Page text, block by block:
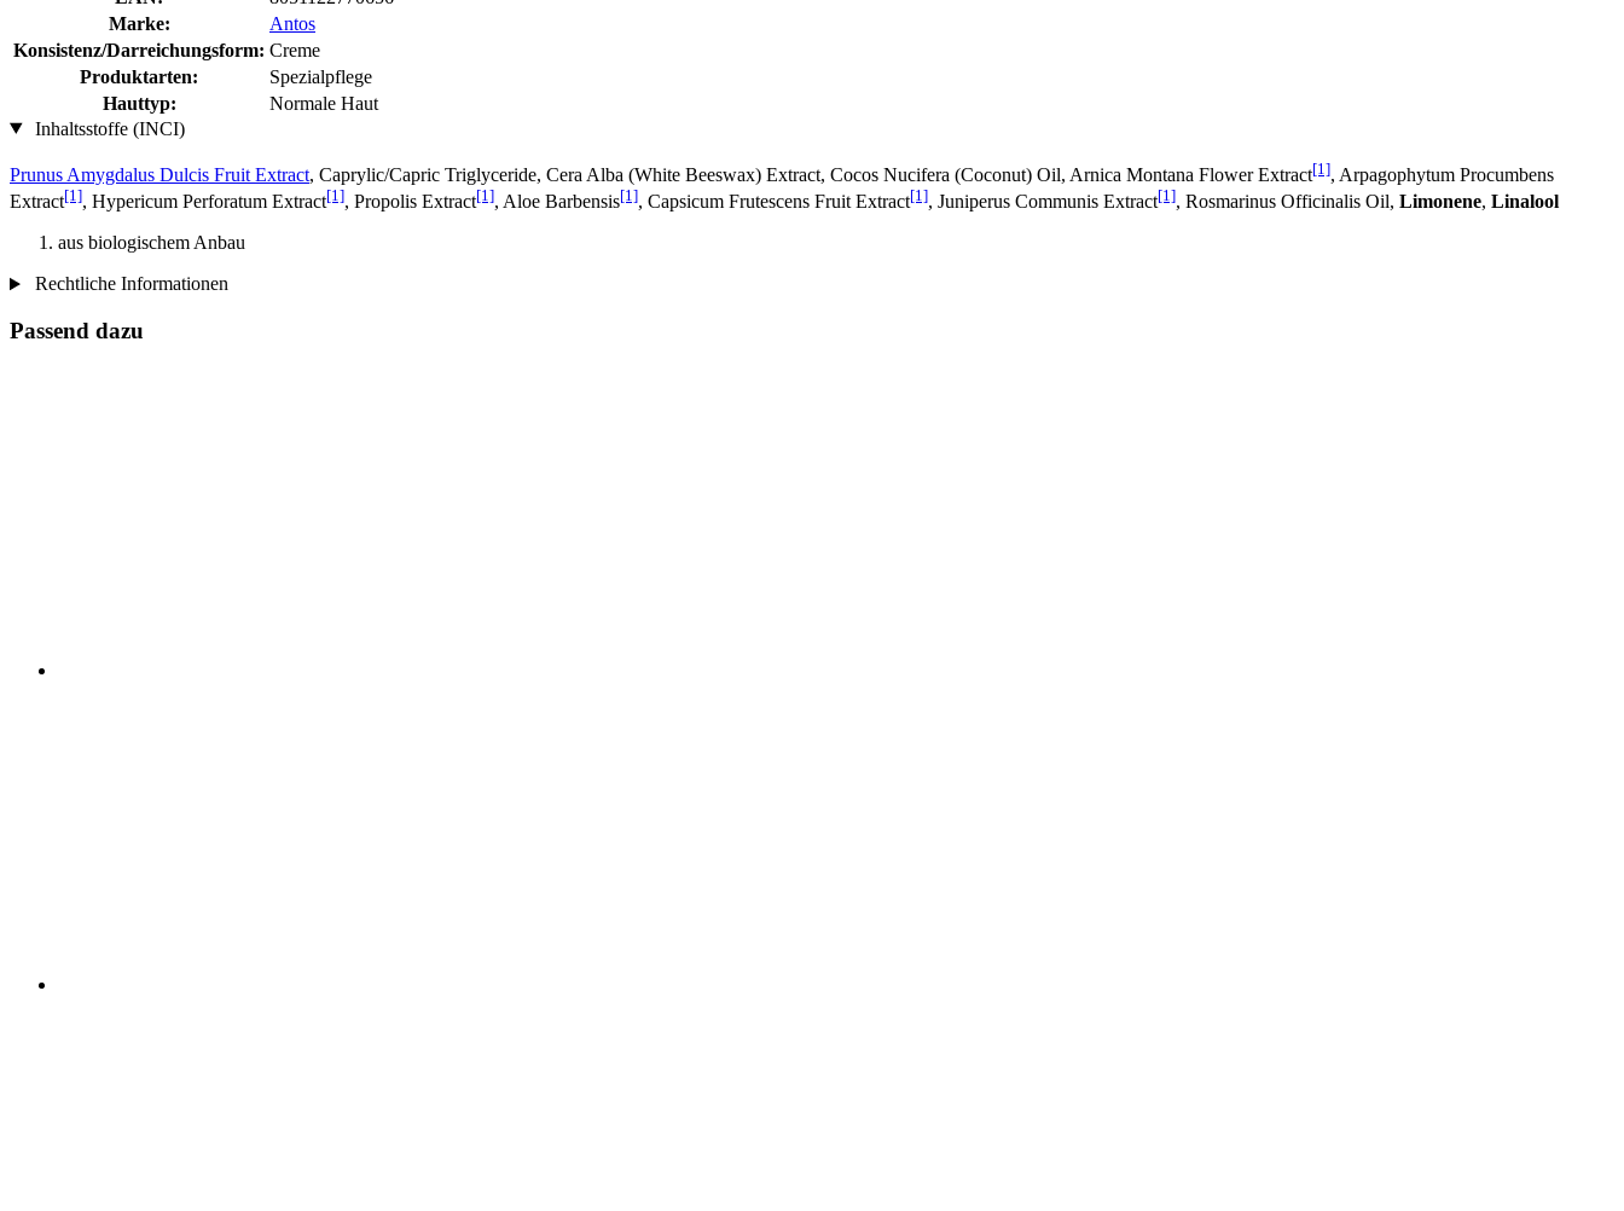
Marke:
Antos
Konsistenz/Darreichungsform: Creme
Produktarten:
Spezialpflege
Hauttyp:
Normale Haut
Inhaltsstoffe (INCI)
Prunus Amygdalus Dulcis Fruit Extract, Caprylic/Capric Triglyceride, Cera Alba (White Beeswax) Extract, Cocos Nucifera (Coconut) Oil, Arnica Montana Flower Extract[1], Arpagophytum Procumbens
Extract[1], Hypericum Perforatum Extract[1], Propolis Extract[1], Aloe Barbensis[1], Capsicum Frutescens Fruit Extract[1], Juniperus Communis Extract[1], Rosmarinus Officinalis Oil, Limonene, Linalool
aus biologischem Anbau
Rechtliche Informationen
Passend dazu